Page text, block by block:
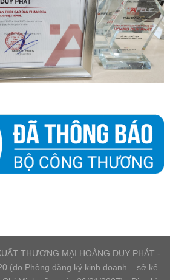
THƯƠNG MẠI HOÀNG DUY PHÁT -
(do Phòng đăng ký kinh doanh – sở kế